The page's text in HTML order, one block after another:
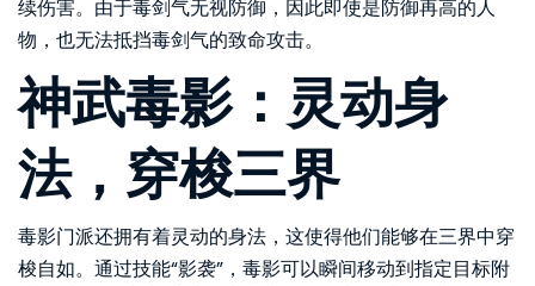
续伤害。由于毒剑气无视防御，因此即使是防御再高的人
物，也无法抵挡毒剑气的致命攻击。
神武毒影：灵动身
法，穿梭三界
毒影门派还拥有着灵动的身法，这使得他们能够在三界中穿
梭自如。通过技能“影袭”，毒影可以瞬间移动到指定目标附